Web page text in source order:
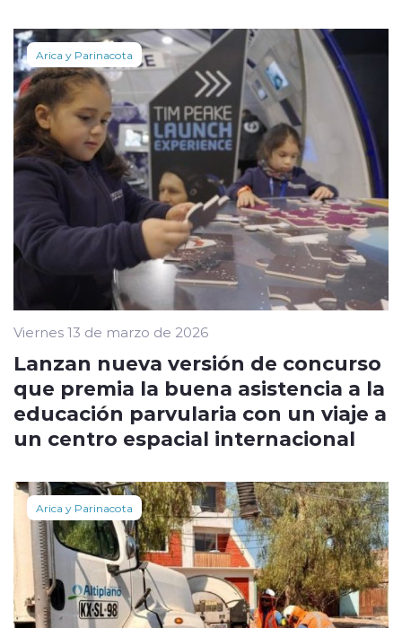
Arica y Parinacota
Viernes 13 de marzo de 2026
Lanzan nueva versión de concurso
que premia la buena asistencia a la
educación parvularia con un viaje a
un centro espacial internacional
Arica y Parinacota